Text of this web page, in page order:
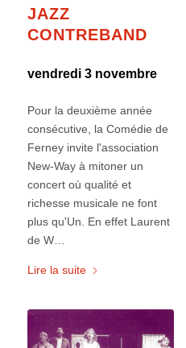
JAZZ
CONTREBAND
vendredi 3 novembre
Pour la deuxième année
consécutive, la Comédie de
Ferney invite l'association
New-Way à mitoner un
concert où qualité et
richesse musicale ne font
plus qu'Un. En effet Laurent
de W…
Lire la suite